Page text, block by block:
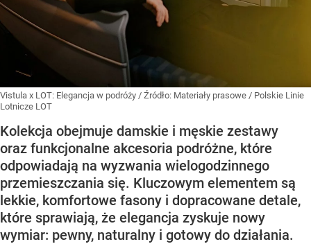
Vistula x LOT: Elegancja w podróży / Źródło: Materiały prasowe / Polskie Linie
Lotnicze LOT
Kolekcja obejmuje damskie i męskie zestawy
oraz funkcjonalne akcesoria podróżne, które
odpowiadają na wyzwania wielogodzinnego
przemieszczania się. Kluczowym elementem są
lekkie, komfortowe fasony i dopracowane detale,
które sprawiają, że elegancja zyskuje nowy
wymiar: pewny, naturalny i gotowy do działania.